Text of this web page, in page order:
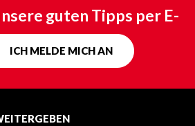
guten Tipps per E-
ICH MELDE MICH AN